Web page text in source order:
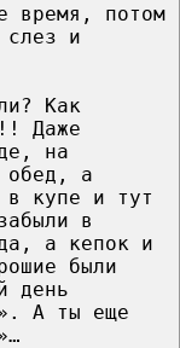
время, потом
слез и
Как
Даже
на
обед, а
в купе и тут
в
а кепок и
были
день
А ты еще